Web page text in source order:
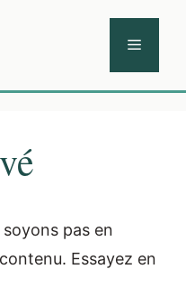
Menu
pas en
Essayez en